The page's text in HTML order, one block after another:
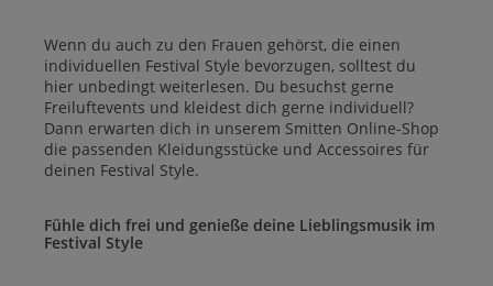
Wenn du auch zu den Frauen gehörst, die einen
individuellen Festival Style bevorzugen, solltest du
hier unbedingt weiterlesen. Du besuchst gerne
Freiluftevents und kleidest dich gerne individuell?
Dann erwarten dich in unserem Smitten Online-Shop
die passenden Kleidungsstücke und Accessoires für
deinen Festival Style.
Fühle dich frei und genieße deine Lieblingsmusik im
Festival Style